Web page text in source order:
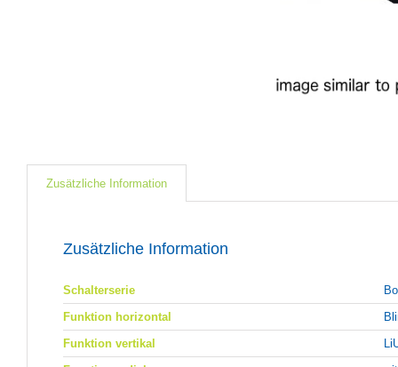
Zusätzliche Information
Zusätzliche Information
Schalterserie
Funktion horizontal
Funktion vertikal